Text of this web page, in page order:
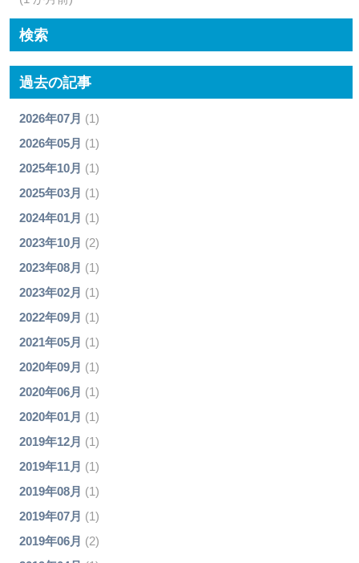
検索
過去の記事
2026年07月 (1)
2026年05月 (1)
2025年10月 (1)
2025年03月 (1)
2024年01月 (1)
2023年10月 (2)
2023年08月 (1)
2023年02月 (1)
2022年09月 (1)
2021年05月 (1)
2020年09月 (1)
2020年06月 (1)
2020年01月 (1)
2019年12月 (1)
2019年11月 (1)
2019年08月 (1)
2019年07月 (1)
2019年06月 (2)